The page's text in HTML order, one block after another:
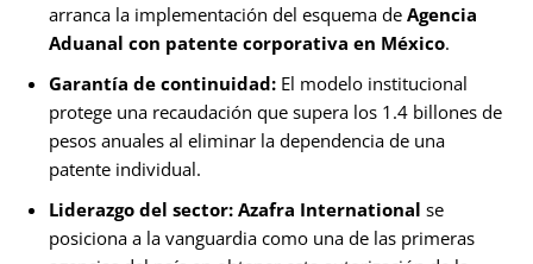
arranca la implementación del esquema de Agencia
Aduanal con patente corporativa en México.
Garantía de continuidad: El modelo institucional
protege una recaudación que supera los 1.4 billones de
pesos anuales al eliminar la dependencia de una
patente individual.
Liderazgo del sector: Azafra International se
posiciona a la vanguardia como una de las primeras